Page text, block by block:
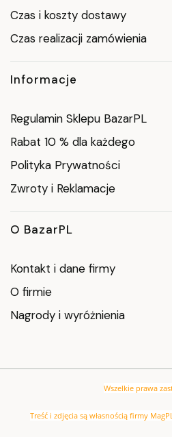
Czas i koszty dostawy
Czas realizacji zamówienia
Informacje
Regulamin Sklepu BazarPL
Rabat 10 % dla każdego
Polityka Prywatności
Zwroty i Reklamacje
O BazarPL
Kontakt i dane firmy
O firmie
Nagrody i wyróżnienia
Wszelkie prawa
Treść i zdjęcia są własnością firmy